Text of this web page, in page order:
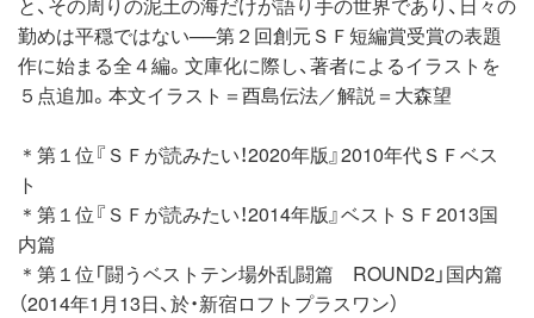
勤めは平穏ではない──第２回創元ＳＦ短編賞受賞の表題
作に始まる全４編。文庫化に際し、著者によるイラストを
５点追加。本文イラスト＝酉島伝法／解説＝大森望
＊第１位『ＳＦが読みたい！2020年版』2010年代ＳＦベス
ト
＊第１位『ＳＦが読みたい！2014年版』ベストＳＦ2013国
内篇
＊第１位「闘うベストテン場外乱闘篇 ROUND2」国内篇
（2014年1月13日、於・新宿ロフトプラスワン）